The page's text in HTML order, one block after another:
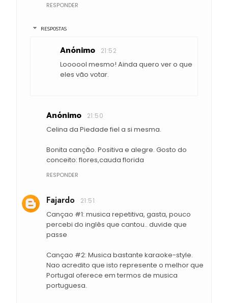
RESPONDER
RESPOSTAS
Anónimo 21:52
Loooool mesmo! Ainda quero ver o que
eles vão votar.
Anónimo 21:50
Celina da Piedade fiel a si mesma.
Bonita canção. Positiva e alegre. Gosto do
conceito: flores,cauda florida
RESPONDER
Fajardo 21:51
Cançao #1: musica repetitiva, gasta, pouco
percebi do inglês que cantou.. duvide que
passe
Cançao #2: Musica bastante karaoke-style.
Nao acredito que isto represente o melhor que
Portugal oferece em termos de musica
portuguesa.